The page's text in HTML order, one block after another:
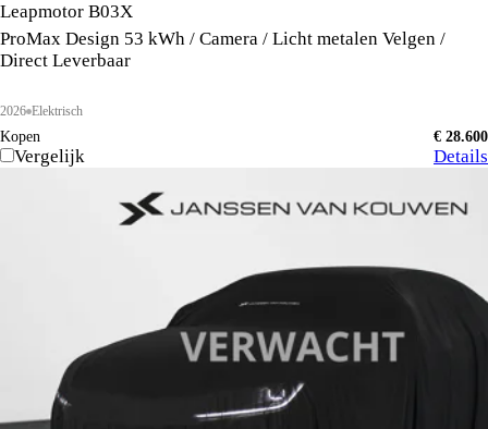
Leapmotor B03X
ProMax Design 53 kWh / Camera / Licht metalen Velgen /
Direct Leverbaar
2026 Elektrisch
Kopen € 28.600
Vergelijk Details